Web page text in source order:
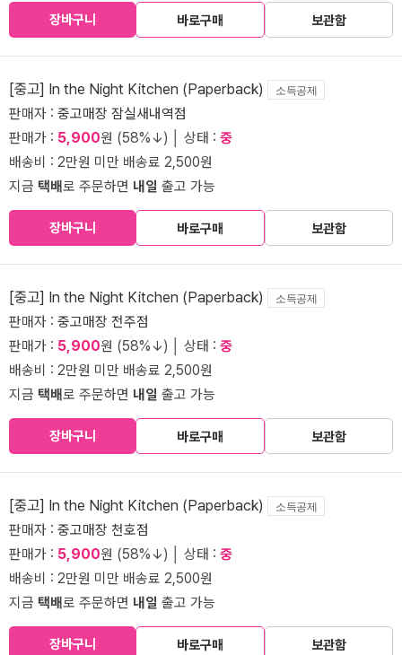
장바구니 바로구매 보관함
[중고] In the Night Kitchen (Paperback) 소득공제
판매자 : 중고매장 잠실새내역점
판매가 : 5,900원 (58%↓) │ 상태 : 중
배송비 : 2만원 미만 배송료 2,500원
지금 택배로 주문하면 내일 출고 가능
장바구니 바로구매 보관함
[중고] In the Night Kitchen (Paperback) 소득공제
판매자 : 중고매장 전주점
판매가 : 5,900원 (58%↓) │ 상태 : 중
배송비 : 2만원 미만 배송료 2,500원
지금 택배로 주문하면 내일 출고 가능
장바구니 바로구매 보관함
[중고] In the Night Kitchen (Paperback) 소득공제
판매자 : 중고매장 천호점
판매가 : 5,900원 (58%↓) │ 상태 : 중
배송비 : 2만원 미만 배송료 2,500원
지금 택배로 주문하면 내일 출고 가능
장바구니 바로구매 보관함